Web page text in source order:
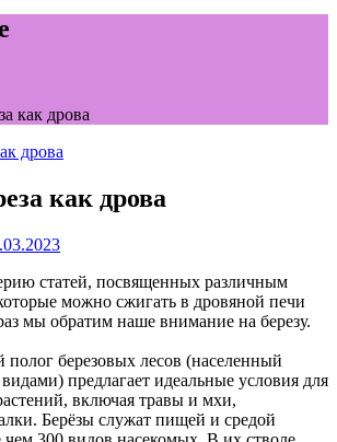
​​как дрова
​​как дрова
статей, посвященных различным
можно сжигать в дровяной печи
мы обратим наше внимание на березу.
березовых лесов (населенный
предлагает идеальные условия для
включая травы и мхи,
Берёзы служат пищей и средой